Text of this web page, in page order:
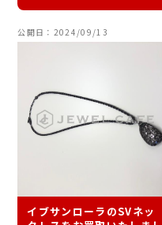
公開日：2024/09/13
イブサンローラのSVネッ